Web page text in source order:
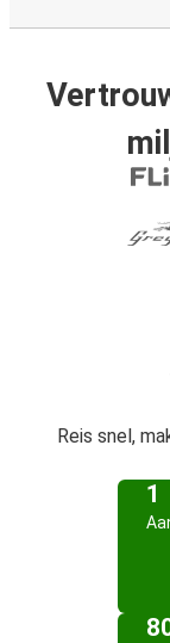
Reis snel,
1